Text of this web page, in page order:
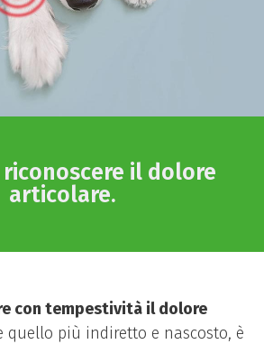
riconoscere il dolore
articolare. ​
con tempestività il dolore
quello più indiretto e nascosto, è